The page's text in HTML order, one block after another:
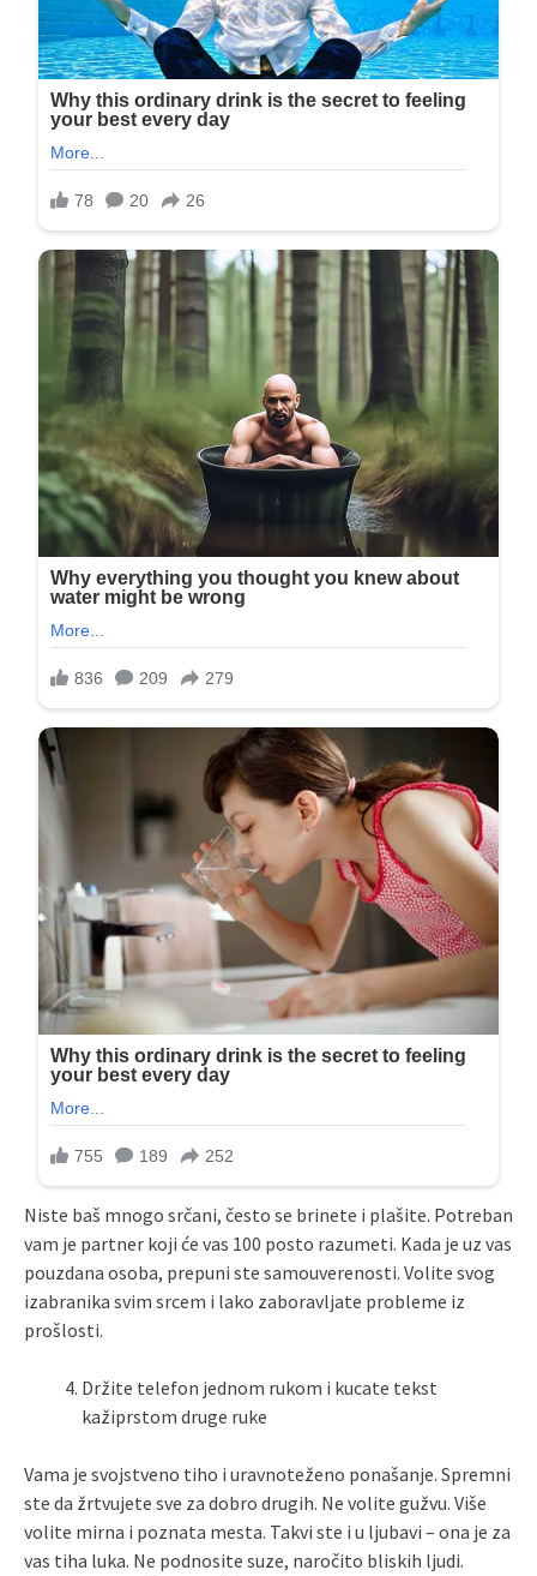
Niste baš mnogo srčani, često se brinete i plašite. Potreban
vam je partner koji će vas 100 posto razumeti. Kada je uz vas
pouzdana osoba, prepuni ste samouverenosti. Volite svog
izabranika svim srcem i lako zaboravljate probleme iz
prošlosti.
Držite telefon jednom rukom i kucate tekst
kažiprstom druge ruke
Vama je svojstveno tiho i uravnoteženo ponašanje. Spremni
ste da žrtvujete sve za dobro drugih. Ne volite gužvu. Više
volite mirna i poznata mesta. Takvi ste i u ljubavi – ona je za
vas tiha luka. Ne podnosite suze, naročito bliskih ljudi.